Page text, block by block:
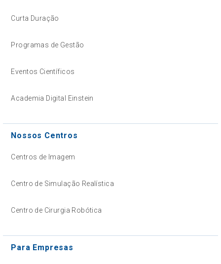
Curta Duração
Programas de Gestão
Eventos Científicos
Academia Digital Einstein
Nossos Centros
Centros de Imagem
Centro de Simulação Realística
Centro de Cirurgia Robótica
Para Empresas